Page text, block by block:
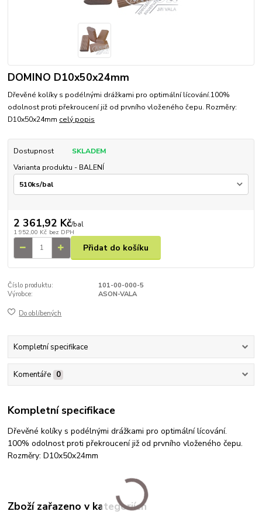
DOMINO D10x50x24mm
Dřevěné kolíky s podélnými drážkami pro optimální lícování.100%
odolnost proti překroucení již od prvního vloženého čepu. Rozměry:
D10x50x24mm celý popis
Dostupnost
SKLADEM
Varianta produktu - BALENÍ
2 361,92 Kč/bal
1 952,00 Kč bez DPH
Přidat do košíku
Číslo produktu:
101-00-000-5
Výrobce:
ASON-VALA
Do oblíbených
Kompletní specifikace
Komentáře 0
Kompletní specifikace
Dřevěné kolíky s podélnými drážkami pro optimální lícování.
100% odolnost proti překroucení již od prvního vloženého čepu.
Rozměry: D10x50x24mm
Zboží zařazeno v kategoriích